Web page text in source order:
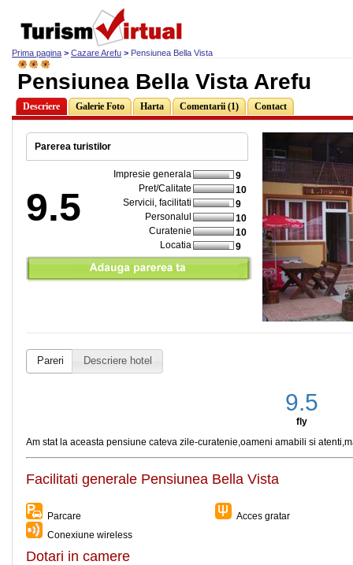
Prima pagina > Cazare Arefu > Pensiunea Bella Vista
Pensiunea Bella Vista Arefu
Descriere Galerie Foto Harta Comentarii (1) Contact
Parerea turistilor
9.5
Impresie generala
9
Pret/Calitate
10
Servicii, facilitati
9
Personalul
10
Curatenie
10
Locatia
9
Pareri Descriere hotel
9.5
fly
Am stat la aceasta pensiune cateva zile-curatenie,oameni amabili si
Facilitati generale Pensiunea Bella Vista
Parcare
Acces gratar
Conexiune wireless
Dotari in camere